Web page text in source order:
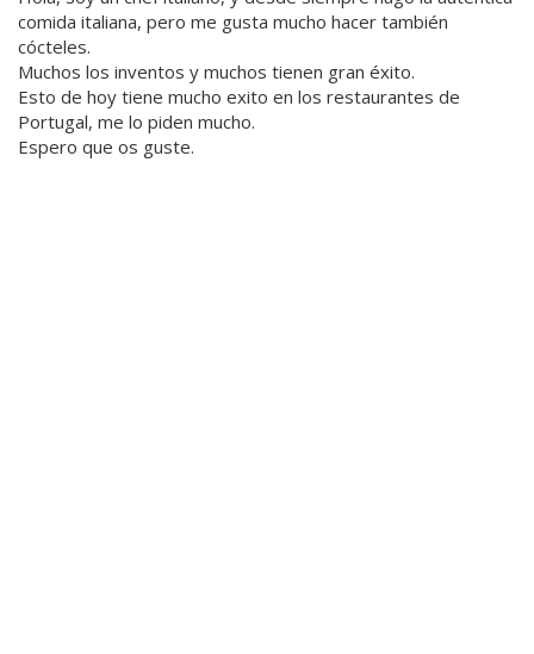
comida italiana, pero me gusta mucho hacer también
cócteles.
Muchos los inventos y muchos tienen gran éxito.
Esto de hoy tiene mucho exito en los restaurantes de
Portugal, me lo piden mucho.
Espero que os guste.